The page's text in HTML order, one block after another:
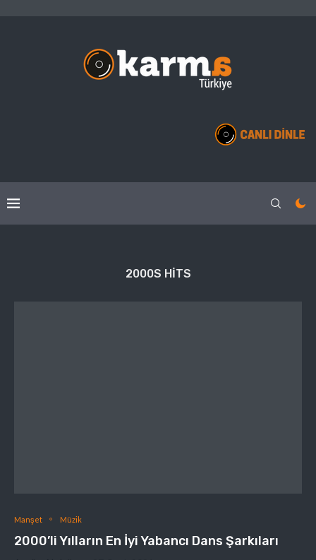
2000S HITS
Manşet Müzik
2000’li Yılların En İyi Yabancı Dans Şarkıları